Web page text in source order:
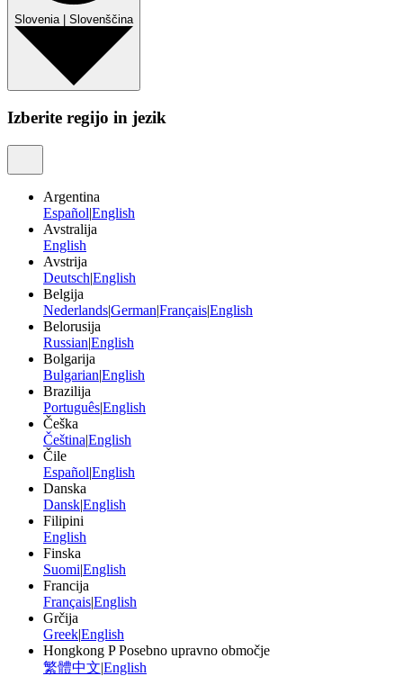
Slovenia| Slovenščina
Izberite regijo in jezik
Argentina
Español|English
Avstralija
English
Avstrija
Deutsch|English
Belgija
Nederlands|German|Français|English
Belorusija
Russian|English
Bolgarija
Bulgarian|English
Brazilija
Português|English
Češka
Čeština|English
Čile
Español|English
Danska
Dansk|English
Filipini
English
Finska
Suomi|English
Francija
Français|English
Grčija
Greek|English
Hongkong P Posebno upravno območje
繁體中文|English